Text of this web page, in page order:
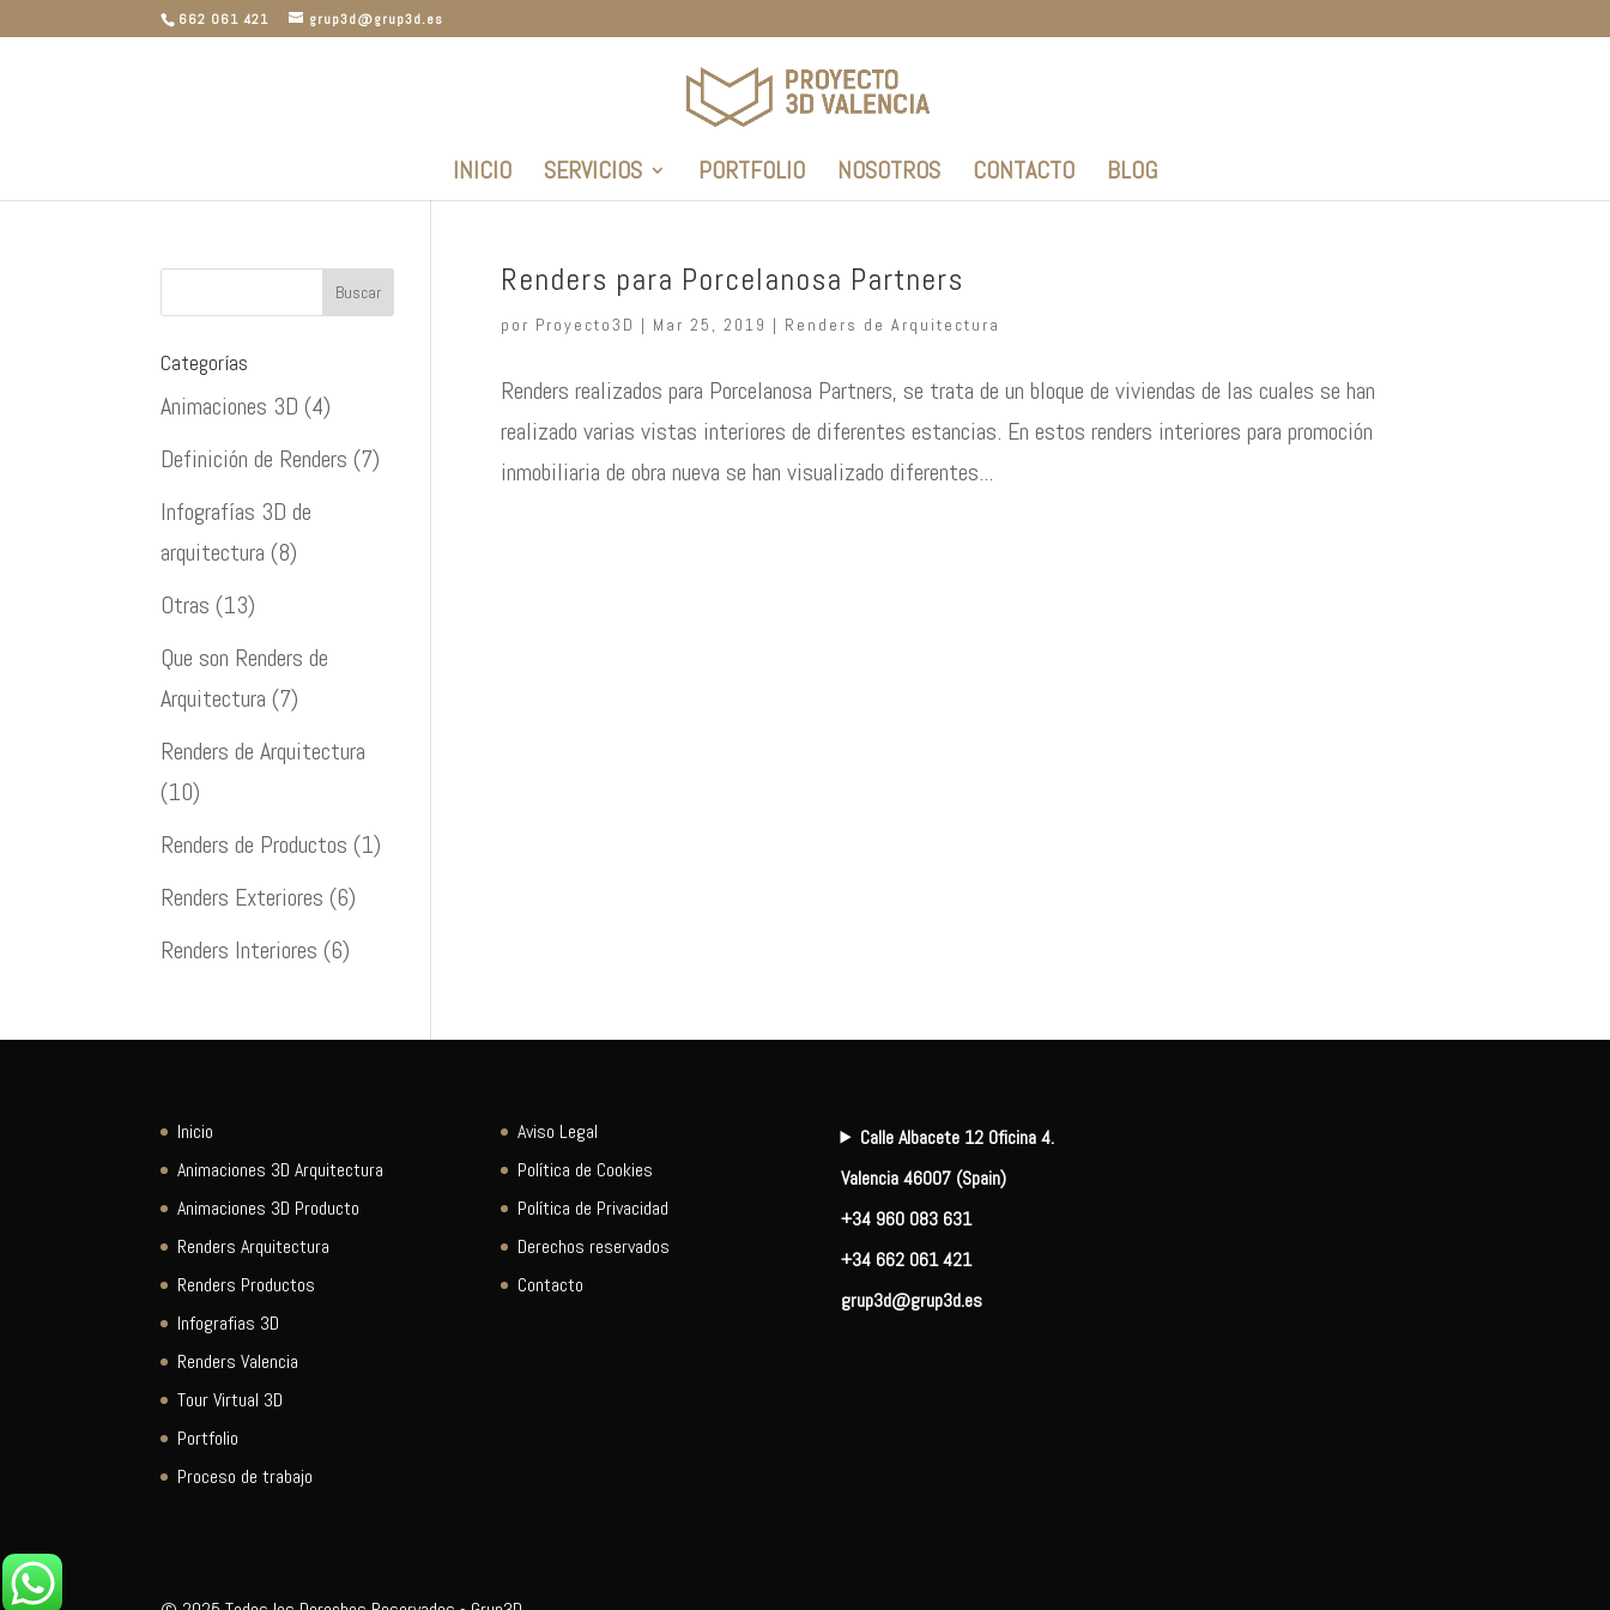
662 061 421 grup3d@grup3d.es
INICIO SERVICIOS PORTFOLIO NOSOTROS CONTACTO BLOG
Renders para Porcelanosa Partners
por Proyecto3D | Mar 25, 2019 | Renders de Arquitectura
Renders realizados para Porcelanosa Partners, se trata de un bloque de viviendas de las cuales se han
realizado varias vistas interiores de diferentes estancias. En estos renders interiores para promoción
inmobiliaria de obra nueva se han visualizado diferentes...
Categorías
Animaciones 3D (4)
Definición de Renders (7)
Infografías 3D de
arquitectura (8)
Otras (13)
Que son Renders de
Arquitectura (7)
Renders de Arquitectura
(10)
Renders de Productos (1)
Renders Exteriores (6)
Renders Interiores (6)
Inicio
Animaciones 3D Arquitectura
Animaciones 3D Producto
Renders Arquitectura
Renders Productos
Infografias 3D
Renders Valencia
Tour Virtual 3D
Portfolio
Proceso de trabajo
Aviso Legal
Política de Cookies
Política de Privacidad
Derechos reservados
Contacto
Calle Albacete 12 Oficina 4.
Valencia 46007 (Spain)
+34 960 083 631
+34 662 061 421
grup3d@grup3d.es